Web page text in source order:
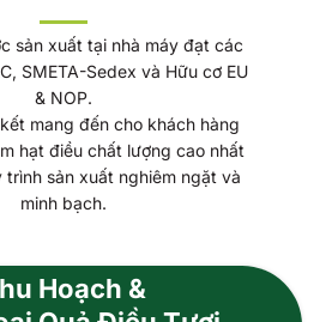
sản xuất tại nhà máy đạt các
SMETA-Sedex và Hữu cơ EU
& NOP.
mang đến cho khách hàng
hạt điều chất lượng cao nhất
sản xuất nghiêm ngặt và
minh bạch.
Hoạch &